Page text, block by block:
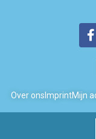
Over ons ImprintMijn